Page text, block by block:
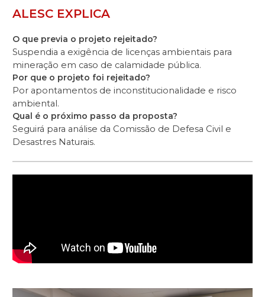
ALESC EXPLICA
O que previa o projeto rejeitado?
Suspendia a exigência de licenças ambientais para
mineração em caso de calamidade pública.
Por que o projeto foi rejeitado?
Por apontamentos de inconstitucionalidade e risco
ambiental.
Qual é o próximo passo da proposta?
Seguirá para análise da Comissão de Defesa Civil e
Desastres Naturais.